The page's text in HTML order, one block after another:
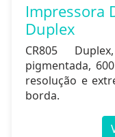
Impressora
Duplex
CR805
pigmentada,
resolução e
borda.